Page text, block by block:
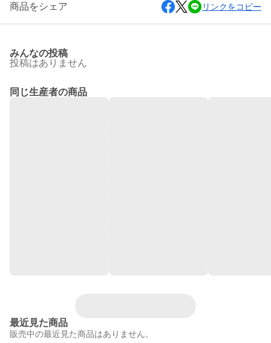
商品をシェア リンクをコピー
みんなの投稿
投稿はありません
同じ生産者の商品
最近見た商品
販売中の最近見た商品はありません。